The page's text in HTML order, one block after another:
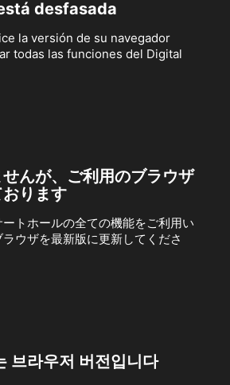
desfasada
la versión de su navegador
todas las funciones del Digital
んが、ご利用のブラウザ
ります
トホールの全ての機能をご利用い
ウザを最新版に更新してくださ
브라우저 버전입니다